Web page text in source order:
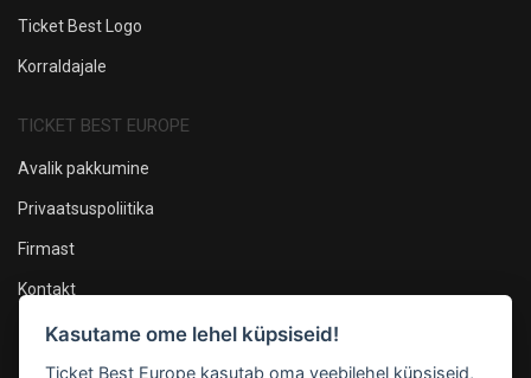
Ticket Best Logo
Korraldajale
TICKET BEST EUROPE
Avalik pakkumine
Privaatsuspoliitika
Firmast
Kontakt
Oleme sotsiaalmeedias
Kasutame ome lehel küpsiseid!
Ticket Best Europe kasutab oma veebilehel küpsiseid,